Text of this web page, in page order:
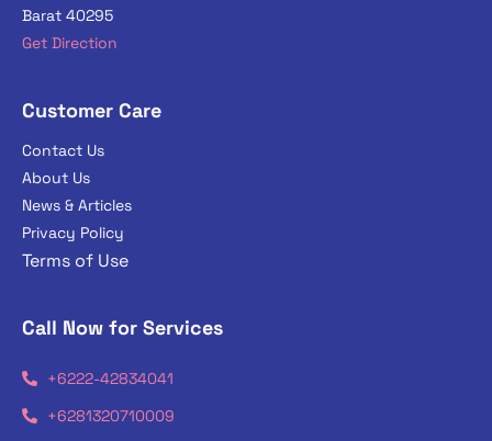
Barat 40295
Get Direction
Customer Care
Contact Us
About Us
News & Articles
Privacy Policy
Terms of Use
Call Now for Services
+6222-42834041
+6281320710009